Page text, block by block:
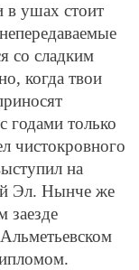
в ушах стоит
со сладким
когда твои
годами только
чистокровного
на
Эл. Нынче же
заезде